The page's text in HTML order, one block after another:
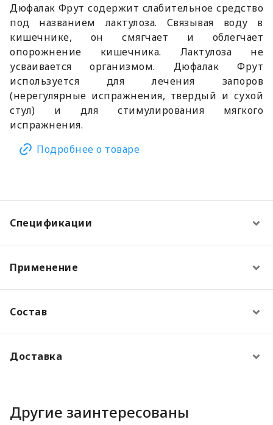
Дюфалак Фрут содержит слабительное средство
под названием лактулоза. Связывая воду в
кишечнике, он смягчает и облегчает
опорожнение кишечника. Лактулоза не
усваивается организмом. Дюфалак Фрут
используется для лечения запоров
(нерегулярные испражнения, твердый и сухой
стул) и для стимулирования мягкого
испражнения.
Подробнее о товаре
Спецификации
Применение
Состав
Доставка
Другие заинтересованы